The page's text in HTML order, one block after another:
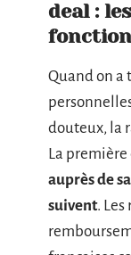
deal :
Quand on a
douteux, la
La première
auprès de
suivent.